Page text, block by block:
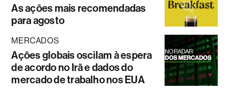
As ações mais recomendadas
para agosto
MERCADOS
Ações globais oscilam à espera
de acordo no Irã e dados do
mercado de trabalho nos EUA